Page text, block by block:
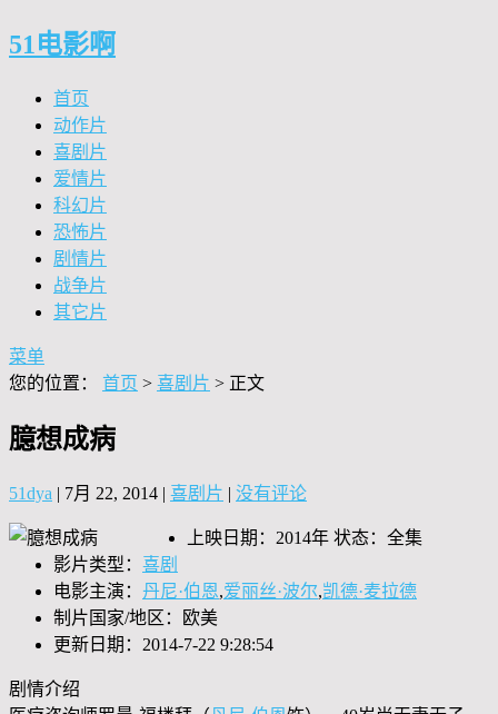
51电影啊
首页
动作片
喜剧片
爱情片
科幻片
恐怖片
剧情片
战争片
其它片
菜单
您的位置： 首页 > 喜剧片 > 正文
臆想成病
51dya | 7月 22, 2014 | 喜剧片 | 没有评论
上映日期：2014年 状态：全集
影片类型： 喜剧
电影主演： 丹尼·伯恩,爱丽丝·波尔,凯德·麦拉德
制片国家/地区：欧美
更新日期：2014-7-22 9:28:54
剧情介绍